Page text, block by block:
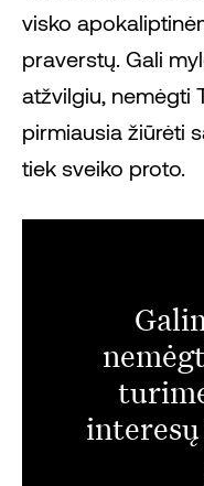
visko
praverstų. Gali
atžvilgiu, nemėgti
pirmiausia žiūrėti
tiek sveiko proto.